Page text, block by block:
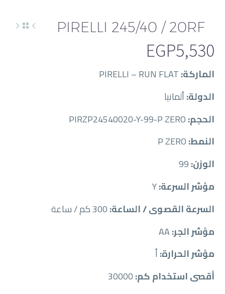
PIRELLI 245/40 / 20RF
EGP5,530
الماركة:
الدولة:ألمانيا
الحجم:
النمط:
الوزن:
مؤشر السرعة:
السرعة القصوى / الساعة:
مؤشر الجر:
مؤشر الحرارة:أ
أقصى استخدام كم: